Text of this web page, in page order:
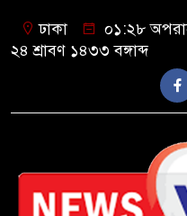
ঢাকা
০১:২৮
২৪ শ্রাবণ ১৪৩৩ বঙ্গাব্দ